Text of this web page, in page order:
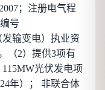
；注册电气程
号
输变电）执业资
（2）提供3项有
光伏发电项
年）； 非联合体